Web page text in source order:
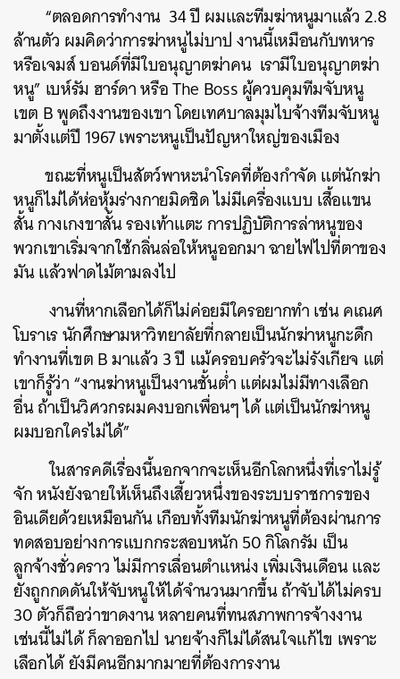
“ตลอดการทำงาน 34 ปี ผมและทีมฆ่าหนูมาแล้ว 2.8
ล้านตัว ผมคิดว่าการฆ่าหนูไม่บาป งานนี้เหมือนกับทหาร
หรือเจมส์ บอนด์ที่มีใบอนุญาตฆ่าคน เรามีใบอนุญาตฆ่า
หนู” เบห์รัม ฮาร์ดา หรือ The Boss ผู้ควบคุมทีมจับหนู
เขต B พูดถึงงานของเขา โดยเทศบาลมุมไบจ้างทีมจับหนู
มาตั้งแต่ปี 1967 เพราะหนูเป็นปัญหาใหญ่ของเมือง
ขณะที่หนูเป็นสัตว์พาหะนำโรคที่ต้องกำจัด แต่นักฆ่า
หนูก็ไม่ได้ห่อหุ้มร่างกายมิดชิด ไม่มีเครื่องแบบ เสื้อแขน
สั้น กางเกงขาสั้น รองเท้าแตะ การปฏิบัติการล่าหนูของ
พวกเขาเริ่มจากใช้กลิ่นล่อให้หนูออกมา ฉายไฟไปที่ตาของ
มัน แล้วฟาดไม้ตามลงไป
งานที่หากเลือกได้ก็ไม่ค่อยมีใครอยากทำ เช่น คเณศ
โบราเร นักศึกษามหาวิทยาลัยที่กลายเป็นนักฆ่าหนูกะดึก
ทำงานที่เขต B มาแล้ว 3 ปี แม้ครอบครัวจะไม่รังเกียจ แต่
เขาก็รู้ว่า “งานฆ่าหนูเป็นงานชั้นต่ำ แต่ผมไม่มีทางเลือก
อื่น ถ้าเป็นวิศวกรผมคงบอกเพื่อนๆ ได้ แต่เป็นนักฆ่าหนู
ผมบอกใครไม่ได้”
ในสารคดีเรื่องนี้นอกจากจะเห็นอีกโลกหนึ่งที่เราไม่รู้
จัก หนังยังฉายให้เห็นถึงเสี้ยวหนึ่งของระบบราชการของ
อินเดียด้วยเหมือนกัน เกือบทั้งทีมนักฆ่าหนูที่ต้องผ่านการ
ทดสอบอย่างการแบกกระสอบหนัก 50 กิโลกรัม เป็น
ลูกจ้างชั่วคราว ไม่มีการเลื่อนตำแหน่ง เพิ่มเงินเดือน และ
ยังถูกกดดันให้จับหนูให้ได้จำนวนมากขึ้น ถ้าจับได้ไม่ครบ
30 ตัวก็ถือว่าขาดงาน หลายคนที่ทนสภาพการจ้างงาน
เช่นนี้ไม่ได้ ก็ลาออกไป นายจ้างก็ไม่ได้สนใจแก้ไข เพราะ
เลือกได้ ยังมีคนอีกมากมายที่ต้องการงาน